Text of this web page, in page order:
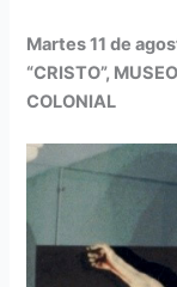
Martes 11 de
“CRISTO”,
COLONIAL